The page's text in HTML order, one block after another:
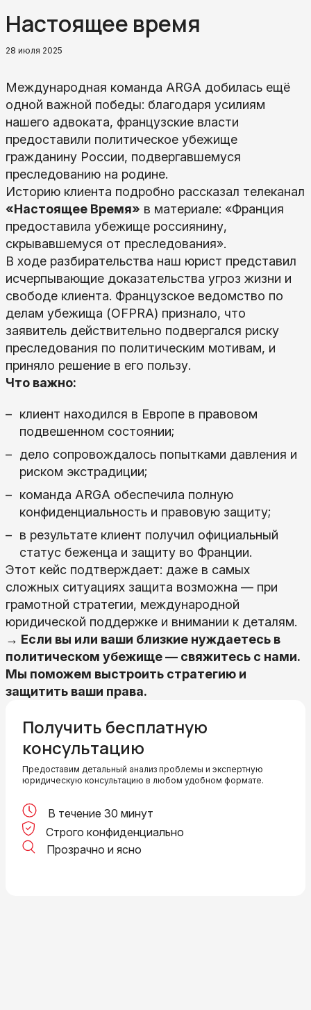
Настоящее время
28 июля 2025
Международная команда ARGA добилась ещё
одной важной победы: благодаря усилиям
нашего адвоката, французские власти
предоставили политическое убежище
гражданину России, подвергавшемуся
преследованию на родине.
Историю клиента подробно рассказал телеканал
«Настоящее Время» в материале: «Франция
предоставила убежище россиянину,
скрывавшемуся от преследования».
В ходе разбирательства наш юрист представил
исчерпывающие доказательства угроз жизни и
свободе клиента. Французское ведомство по
делам убежища (OFPRA) признало, что
заявитель действительно подвергался риску
преследования по политическим мотивам, и
приняло решение в его пользу.
Что важно:
клиент находился в Европе в правовом
подвешенном состоянии;
дело сопровождалось попытками давления и
риском экстрадиции;
команда ARGA обеспечила полную
конфиденциальность и правовую защиту;
в результате клиент получил официальный
статус беженца и защиту во Франции.
Этот кейс подтверждает: даже в самых
сложных ситуациях защита возможна — при
грамотной стратегии, международной
юридической поддержке и внимании к деталям.
→ Если вы или ваши близкие нуждаетесь в
политическом убежище — свяжитесь с нами.
Мы поможем выстроить стратегию и
защитить ваши права.
Получить бесплатную
консультацию
Предоставим детальный анализ проблемы и экспертную
юридическую консультацию в любом удобном формате.
В течение 30 минут
Строго конфиденциально
Прозрачно и ясно